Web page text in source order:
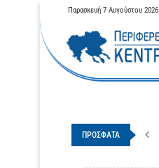
Παρασκευή 7 Αυγούστου 2026
ΠΡΟΣΦΑΤΑ